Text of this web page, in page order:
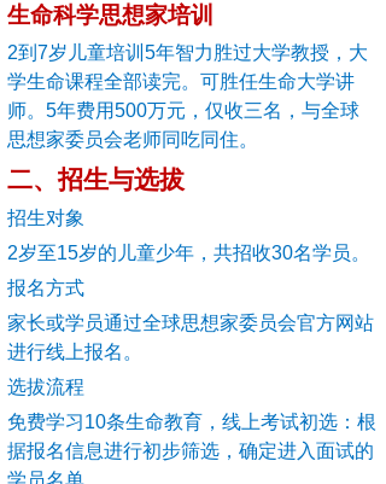
生命科学思想家培训
2到7岁儿童培训5年智力胜过大学教授，大
学生命课程全部读完。可胜任生命大学讲
师。5年费用500万元，仅收三名，与全球
思想家委员会老师同吃同住。
二、招生与选拔
招生对象
2岁至15岁的儿童少年，共招收30名学员。
报名方式
家长或学员通过全球思想家委员会官方网站
进行线上报名。
选拔流程
免费学习10条生命教育，线上考试初选：根
据报名信息进行初步筛选，确定进入面试的
学员名单。